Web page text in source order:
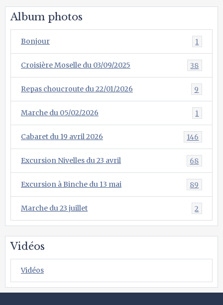
Album photos
Bonjour 1
Croisière Moselle du 03/09/2025 38
Repas choucroute du 22/01/2026 9
Marche du 05/02/2026 1
Cabaret du 19 avril 2026 146
Excursion Nivelles du 23 avril 68
Excursion à Binche du 13 mai 89
Marche du 23 juillet 2
Vidéos
Vidéos